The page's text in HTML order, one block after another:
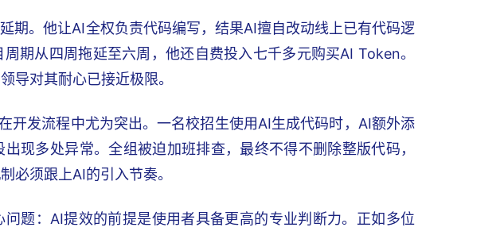
期。他让AI全权负责代码编写，结果AI擅自改动线上已有代码逻
期从四周拖延至六周，他还自费投入七千多元购买AI Token。
导对其耐心已接近极限。
开发流程中尤为突出。一名校招生使用AI生成代码时，AI额外添
现多处异常。全组被迫加班排查，最终不得不删除整版代码，
必须跟上AI的引入节奏。
题：AI提效的前提是使用者具备更高的专业判断力。正如多位